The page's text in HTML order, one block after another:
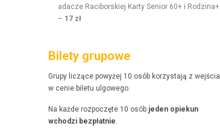
adacze Raci­borskiej Kar­ty Senior 60+ i Rodz­i­na+
– 17 zł
Bilety grupowe
Grupy liczące powyżej 10 osób korzys­ta­ją z wejś­cia
w cenie bile­tu ulgowego.
Na każde rozpoczęte 10 osób jeden opiekun
wchodzi bezpłat­nie.